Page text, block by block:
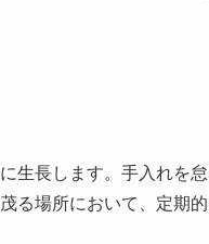
生長します。手入れを
る場所において、定期